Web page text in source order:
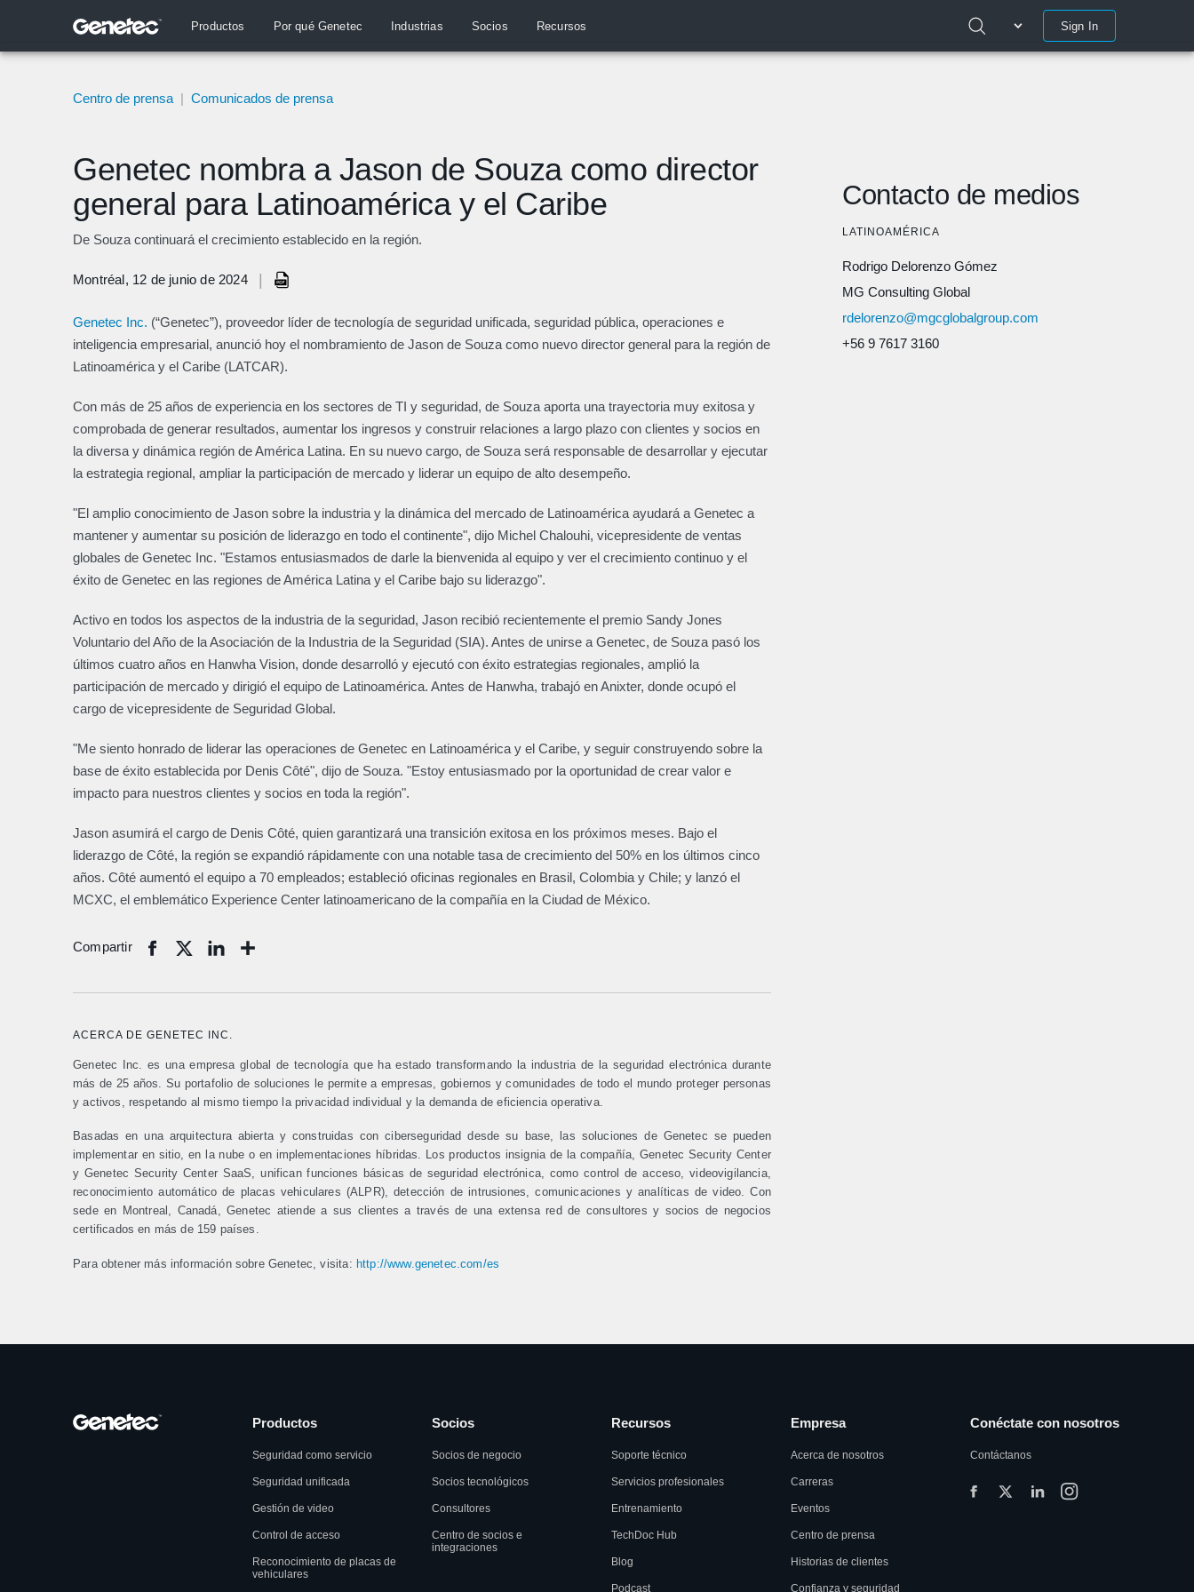
Productos Por qué Genetec Industrias Socios Recursos Sign In
Centro de prensa | Comunicados de prensa
Genetec nombra a Jason de Souza como director
general para Latinoamérica y el Caribe
De Souza continuará el crecimiento establecido en la región.
Montréal, 12 de junio de 2024
Genetec Inc. (“Genetec”), proveedor líder de tecnología de seguridad unificada, seguridad pública, operaciones e
inteligencia empresarial, anunció hoy el nombramiento de Jason de Souza como nuevo director general para la región de
Latinoamérica y el Caribe (LATCAR).
Con más de 25 años de experiencia en los sectores de TI y seguridad, de Souza aporta una trayectoria muy exitosa y
comprobada de generar resultados, aumentar los ingresos y construir relaciones a largo plazo con clientes y socios en
la diversa y dinámica región de América Latina. En su nuevo cargo, de Souza será responsable de desarrollar y ejecutar
la estrategia regional, ampliar la participación de mercado y liderar un equipo de alto desempeño.
"El amplio conocimiento de Jason sobre la industria y la dinámica del mercado de Latinoamérica ayudará a Genetec a
mantener y aumentar su posición de liderazgo en todo el continente", dijo Michel Chalouhi, vicepresidente de ventas
globales de Genetec Inc. "Estamos entusiasmados de darle la bienvenida al equipo y ver el crecimiento continuo y el
éxito de Genetec en las regiones de América Latina y el Caribe bajo su liderazgo".
Activo en todos los aspectos de la industria de la seguridad, Jason recibió recientemente el premio Sandy Jones
Voluntario del Año de la Asociación de la Industria de la Seguridad (SIA). Antes de unirse a Genetec, de Souza pasó los
últimos cuatro años en Hanwha Vision, donde desarrolló y ejecutó con éxito estrategias regionales, amplió la
participación de mercado y dirigió el equipo de Latinoamérica. Antes de Hanwha, trabajó en Anixter, donde ocupó el
cargo de vicepresidente de Seguridad Global.
"Me siento honrado de liderar las operaciones de Genetec en Latinoamérica y el Caribe, y seguir construyendo sobre la
base de éxito establecida por Denis Côté", dijo de Souza. "Estoy entusiasmado por la oportunidad de crear valor e
impacto para nuestros clientes y socios en toda la región".
Jason asumirá el cargo de Denis Côté, quien garantizará una transición exitosa en los próximos meses. Bajo el
liderazgo de Côté, la región se expandió rápidamente con una notable tasa de crecimiento del 50% en los últimos cinco
años. Côté aumentó el equipo a 70 empleados; estableció oficinas regionales en Brasil, Colombia y Chile; y lanzó el
MCXC, el emblemático Experience Center latinoamericano de la compañía en la Ciudad de México.
Compartir Share
ACERCA DE GENETEC INC.
Genetec Inc. es una empresa global de tecnología que ha estado transformando la industria de la seguridad electrónica durante
más de 25 años. Su portafolio de soluciones le permite a empresas, gobiernos y comunidades de todo el mundo proteger personas
y activos, respetando al mismo tiempo la privacidad individual y la demanda de eficiencia operativa.
Basadas en una arquitectura abierta y construidas con ciberseguridad desde su base, las soluciones de Genetec se pueden
implementar en sitio, en la nube o en implementaciones híbridas. Los productos insignia de la compañía, Genetec Security Center
y Genetec Security Center SaaS, unifican funciones básicas de seguridad electrónica, como control de acceso, videovigilancia,
reconocimiento automático de placas vehiculares (ALPR), detección de intrusiones, comunicaciones y analíticas de video. Con
sede en Montreal, Canadá, Genetec atiende a sus clientes a través de una extensa red de consultores y socios de negocios
certificados en más de 159 países.
Para obtener más información sobre Genetec, visita: http://www.genetec.com/es
Contacto de medios
LATINOAMÉRICA
Rodrigo Delorenzo Gómez
MG Consulting Global
rdelorenzo@mgcglobalgroup.com
+56 9 7617 3160
Productos
Seguridad como servicio
Seguridad unificada
Gestión de video
Control de acceso
Reconocimiento de placas de
vehiculares
Socios
Socios de negocio
Socios tecnológicos
Consultores
Centro de socios e
integraciones
Recursos
Soporte técnico
Servicios profesionales
Entrenamiento
TechDoc Hub
Blog
Podcast
Empresa
Acerca de nosotros
Carreras
Eventos
Centro de prensa
Historias de clientes
Confianza y seguridad
Conéctate con nosotros
Contáctanos